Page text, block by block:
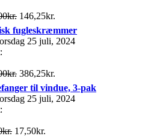
146,25kr.
fugleskræmmer
25 juli, 2024
386,25kr.
til vindue, 3-pak
25 juli, 2024
17,50kr.